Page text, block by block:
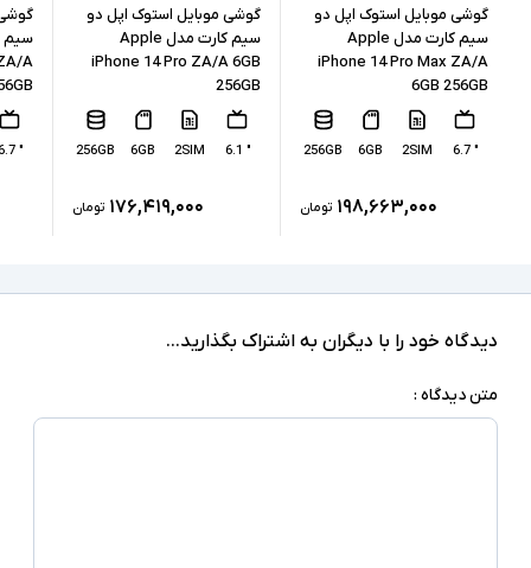
رزولوشن دوربین اصلی 200 مگاپیکسل
رزولوشن دوربین سلفی 12 مگاپیکسل
نوع باتری لیتیوم یون (Li-ion)
1000 تا 2000 نیت - کیفیت دوربین فیلمبردای 8K -
مزاحم هنگام مکالمه - شارژ معکوس
توضیحات تکمیلی
ممکن است در برخی مدلها قلم نوری همراه دستگاه
گوشی موبایل استوک اپل دو
سیم کارت مدل Apple
iPhone 14 Pro Max ZA/A
6GB 256GB
" 6.7
2SIM
6GB
256GB
۱۹۸,۶۶۳,۰۰۰ تومان
گوشی موبایل استوک اپل دو
سیم کارت مدل Apple
iPhone 14 Pro ZA/A 6GB
256GB
" 6.1
2SIM
6GB
256GB
۱۷۶,۴۱۹,۰۰۰ تومان
A
" 6.7
دیدگاه خود را با دیگران به اشتراک بگذارید...
متن دیدگاه :